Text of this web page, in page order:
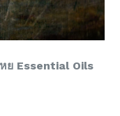
ย Essential Oils